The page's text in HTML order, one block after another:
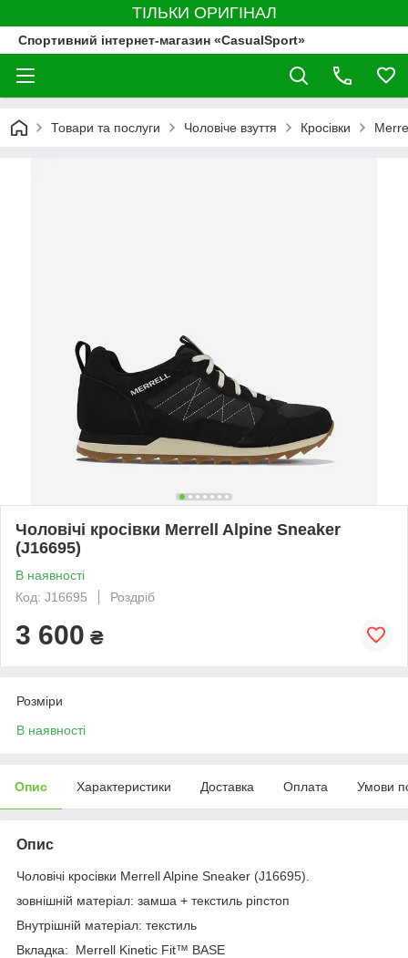
ТІЛЬКИ ОРИГІНАЛ
Спортивний інтернет-магазин «CasualSport»
Товари та послуги Чоловіче взуття Кросівки
Чоловічі кросівки Merrell Alpine Sneaker
(J16695)
В наявності
Код: J16695
Роздріб
3 600 ₴
Розміри
В наявності
Опис Характеристики Доставка Оплата Умови
Опис
Чоловічі кросівки Merrell Alpine Sneaker (J16695).
зовнішній матеріал: замша + текстиль ріпстоп
Внутрішній матеріал: текстиль
Вкладка: Merrell Kinetic Fit™ BASE